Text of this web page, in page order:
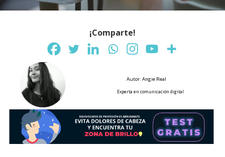
¡Comparte!
Autor: Angie Real
Experta en comunicación digital